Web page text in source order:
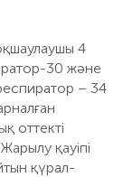
4
30 және
– 34
оттекті
қауіпі
қүрал-